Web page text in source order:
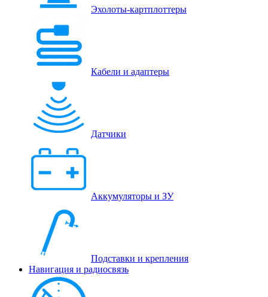
Эхолоты-картплоттеры
Кабели и адаптеры
Датчики
Аккумуляторы и ЗУ
Подставки и крепления
Навигация и радиосвязь